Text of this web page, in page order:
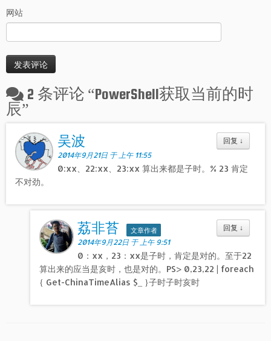
网站
2 条评论 “PowerShell获取当前的时
辰”
回复 ↓
吴波
2014年9月21日 于 上午 11:55
0:xx、22:xx、23:xx 算出来都是子时。% 23 肯定
不对劲。
回复 ↓
荔非苔
文章作者
2014年9月22日 于 上午 9:51
0：xx，23：xx是子时，肯定是对的。至于22
算出来的应当是亥时，也是对的。PS> 0,23,22 | foreach
{ Get-ChinaTimeAlias $_ }子时子时亥时